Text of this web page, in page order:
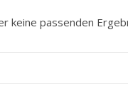
keine passenden